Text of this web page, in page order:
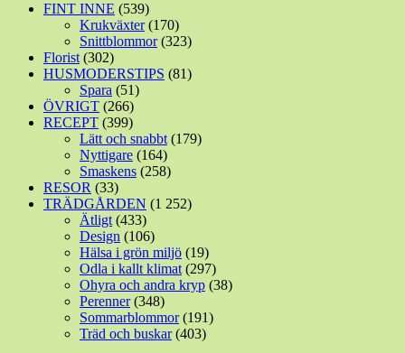
FINT INNE (539)
Krukväxter(170)
Snittblommor(323)
Florist (302)
HUSMODERSTIPS (81)
Spara (51)
ÖVRIGT (266)
RECEPT (399)
Lätt och snabbt (179)
Nyttigare (164)
Smaskens (258)
RESOR (33)
TRÄDGÅRDEN (1 252)
Ätligt (433)
Design (106)
Hälsa i grön miljö (19)
Odla i kallt klimat (297)
Ohyra och andra kryp (38)
Perenner(348)
Sommarblommor(191)
Träd och buskar(403)